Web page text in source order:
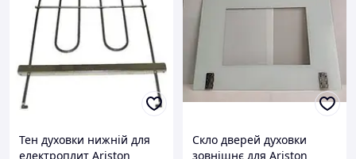
Тен духовки нижній для
електроплит Ariston
Скло дверей духовки
зовнішнє для Ariston